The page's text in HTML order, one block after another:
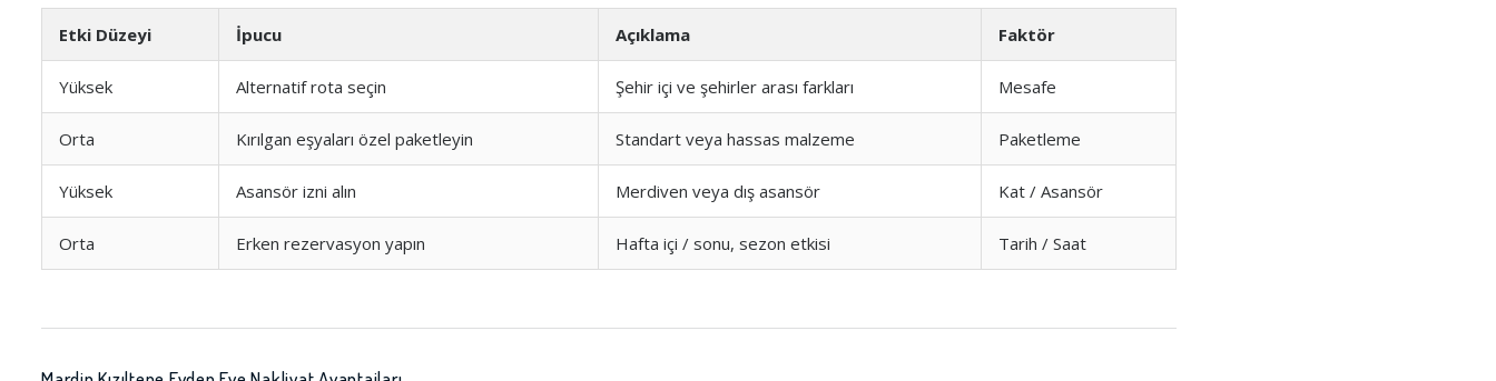
Etki Düzeyi İpucu Açıklama Faktör
Yüksek Alternatif rota seçin Şehir içi ve şehirler arası farkları Mesafe
Orta Kırılgan eşyaları özel paketleyin Standart veya hassas malzeme Paketleme
Yüksek Asansör izni alın Merdiven veya dış asansör Kat / Asansör
Orta Erken rezervasyon yapın Hafta içi / sonu, sezon etkisi Tarih / Saat